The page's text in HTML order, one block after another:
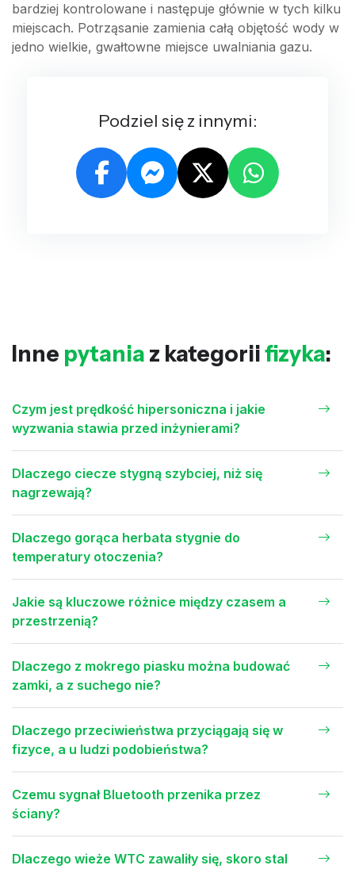
bardziej kontrolowane i następuje głównie w tych kilku
miejscach. Potrząsanie zamienia całą objętość wody w
jedno wielkie, gwałtowne miejsce uwalniania gazu.
Podziel się z innymi:
Inne pytania z kategoriifizyka:
Czym jest prędkość hipersoniczna i jakie
wyzwania stawia przed inżynierami?
Dlaczego ciecze stygną szybciej, niż się
nagrzewają?
Dlaczego gorąca herbata stygnie do
temperatury otoczenia?
Jakie są kluczowe różnice między czasem a
przestrzenią?
Dlaczego z mokrego piasku można budować
zamki, a z suchego nie?
Dlaczego przeciwieństwa przyciągają się w
fizyce, a u ludzi podobieństwa?
Czemu sygnał Bluetooth przenika przez
ściany?
Dlaczego wieże WTC zawaliły się, skoro stal